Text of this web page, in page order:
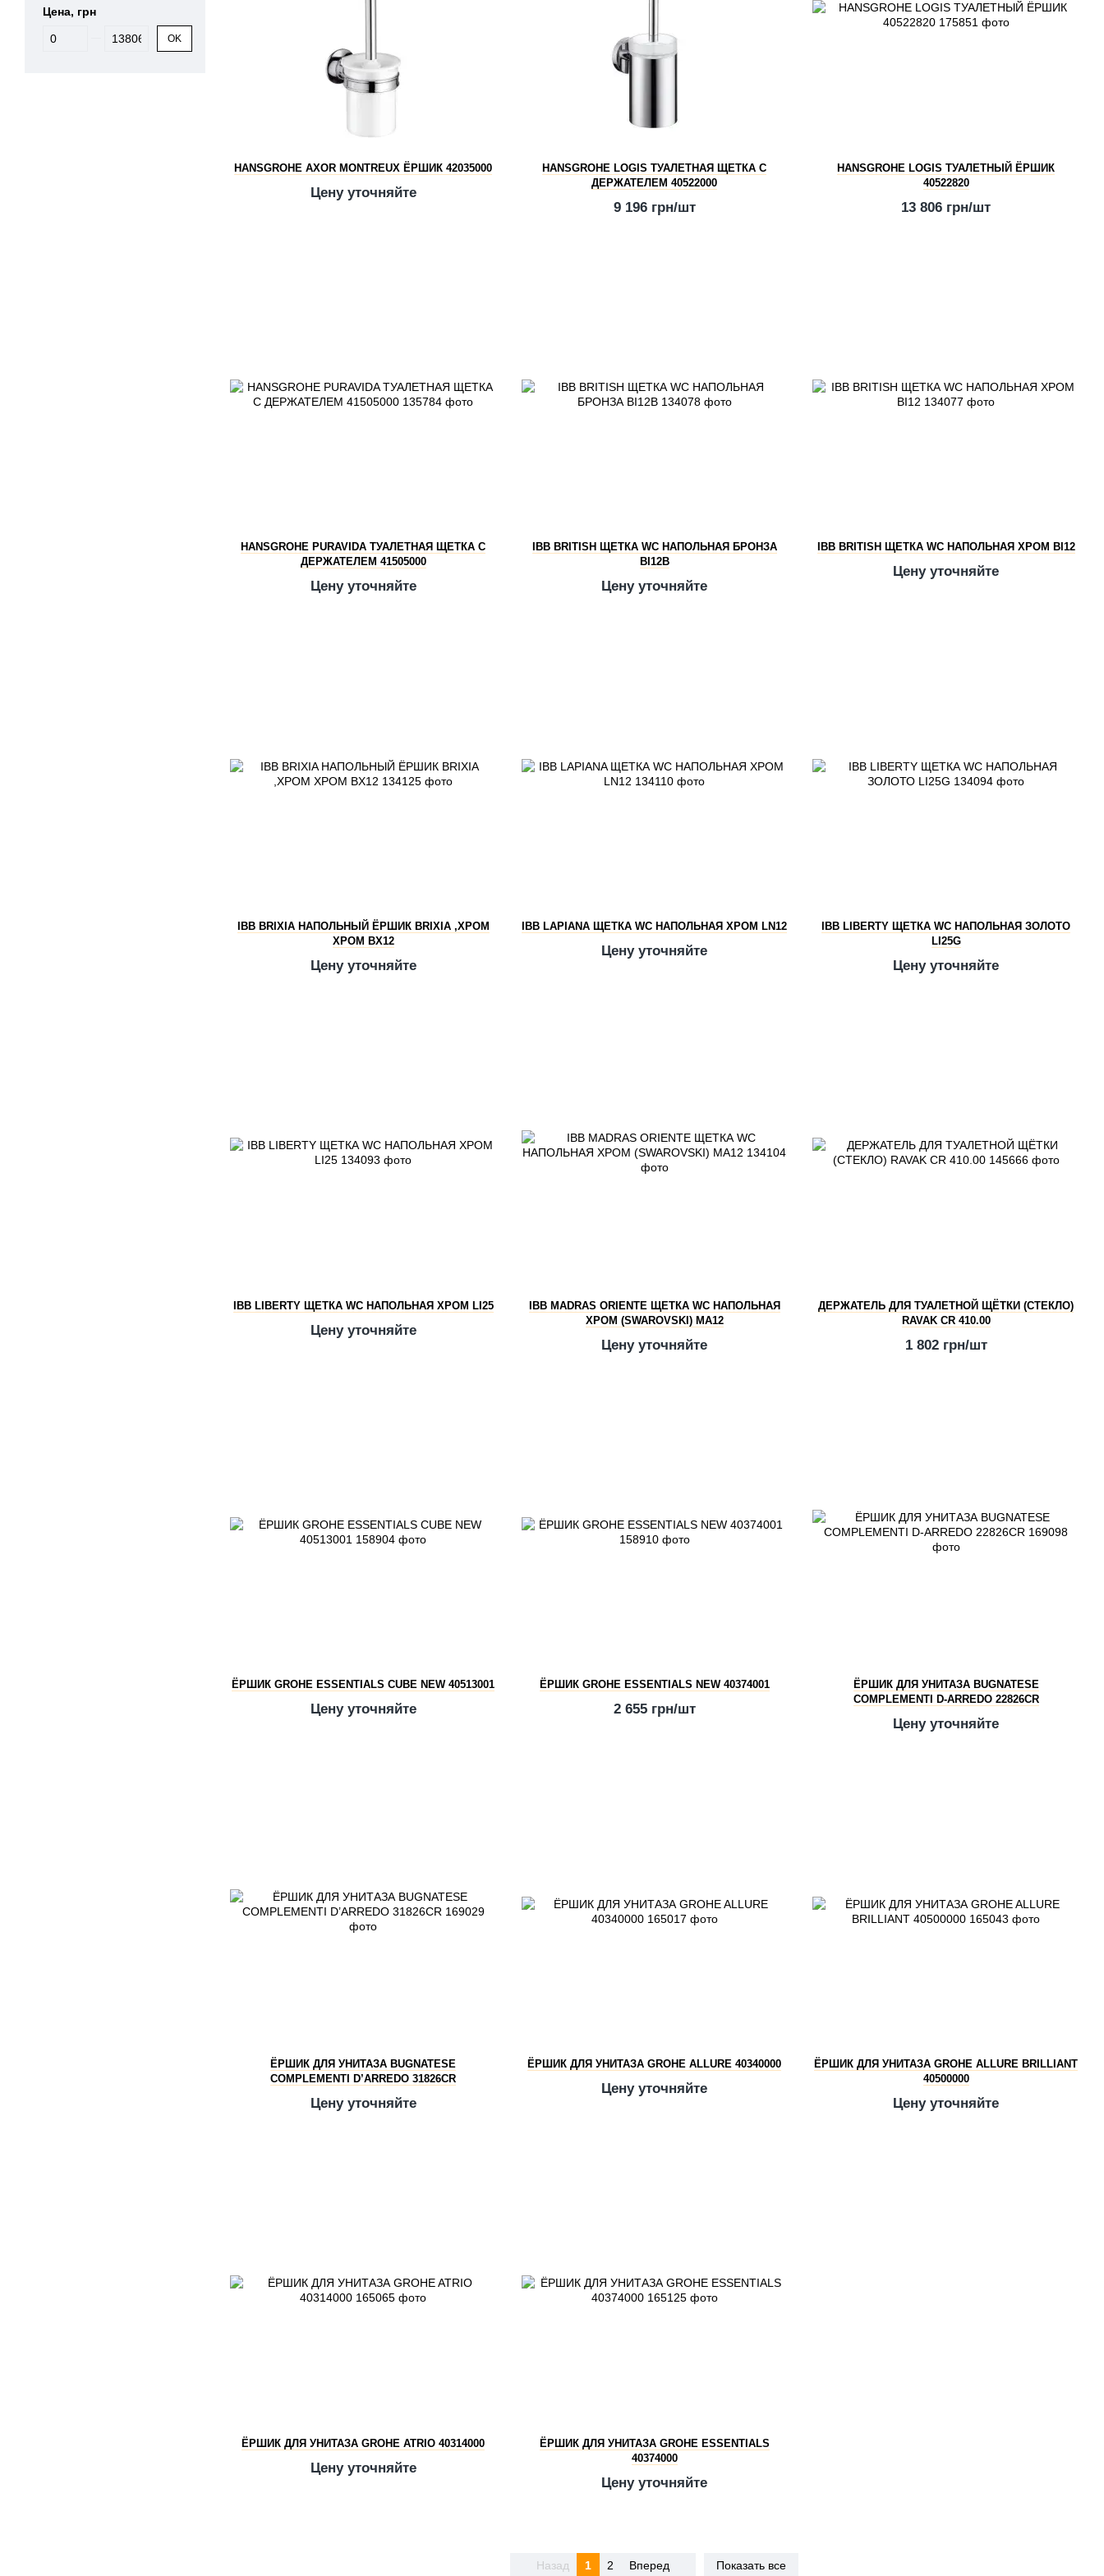
HANSGROHE AXOR MONTREUX ЁРШИК 42035000
Цену уточняйте
HANSGROHE LOGIS ТУАЛЕТНАЯ ЩЕТКА С
ДЕРЖАТЕЛЕМ 40522000
9 196 грн/шт
HANSGROHE LOGIS ТУАЛЕТНЫЙ ЁРШИК
40522820
13 806 грн/шт
HANSGROHE PURAVIDA ТУАЛЕТНАЯ ЩЕТКА С
ДЕРЖАТЕЛЕМ 41505000
Цену уточняйте
IBB BRITISH ЩЕТКА WC НАПОЛЬНАЯ БРОНЗА
BI12B
Цену уточняйте
IBB BRITISH ЩЕТКА WC НАПОЛЬНАЯ ХРОМ BI12
Цену уточняйте
IBB BRIXIA НАПОЛЬНЫЙ ЁРШИК BRIXIA ,ХРОМ
ХРОМ BX12
Цену уточняйте
IBB LAPIANA ЩЕТКА WC НАПОЛЬНАЯ ХРОМ LN12
Цену уточняйте
IBB LIBERTY ЩЕТКА WC НАПОЛЬНАЯ ЗОЛОТО
LI25G
Цену уточняйте
IBB LIBERTY ЩЕТКА WC НАПОЛЬНАЯ ХРОМ LI25
Цену уточняйте
IBB MADRAS ORIENTE ЩЕТКА WC НАПОЛЬНАЯ
ХРОМ (SWAROVSKI) MA12
Цену уточняйте
ДЕРЖАТЕЛЬ ДЛЯ ТУАЛЕТНОЙ ЩЁТКИ (СТЕКЛО)
RAVAK CR 410.00
1 802 грн/шт
ЁРШИК GROHE ESSENTIALS CUBE NEW 40513001
Цену уточняйте
ЁРШИК GROHE ESSENTIALS NEW 40374001
2 655 грн/шт
ЁРШИК ДЛЯ УНИТАЗА BUGNATESE
COMPLEMENTI D-ARREDO 22826CR
Цену уточняйте
ЁРШИК ДЛЯ УНИТАЗА BUGNATESE
COMPLEMENTI D’ARREDO 31826CR
Цену уточняйте
ЁРШИК ДЛЯ УНИТАЗА GROHE ALLURE 40340000
Цену уточняйте
ЁРШИК ДЛЯ УНИТАЗА GROHE ALLURE BRILLIANT
40500000
Цену уточняйте
ЁРШИК ДЛЯ УНИТАЗА GROHE ATRIO 40314000
Цену уточняйте
ЁРШИК ДЛЯ УНИТАЗА GROHE ESSENTIALS
40374000
Цену уточняйте
Назад 1 2 Вперед Показать все
Цена, грн
От Цена, грн
До Цена, грн OK